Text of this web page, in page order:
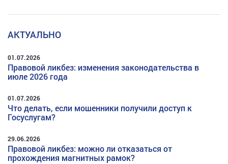
АКТУАЛЬНО
01.07.2026
Правовой ликбез: изменения законодательства в
июле 2026 года
01.07.2026
Что делать, если мошенники получили доступ к
Госуслугам?
29.06.2026
Правовой ликбез: можно ли отказаться от
прохождения магнитных рамок?